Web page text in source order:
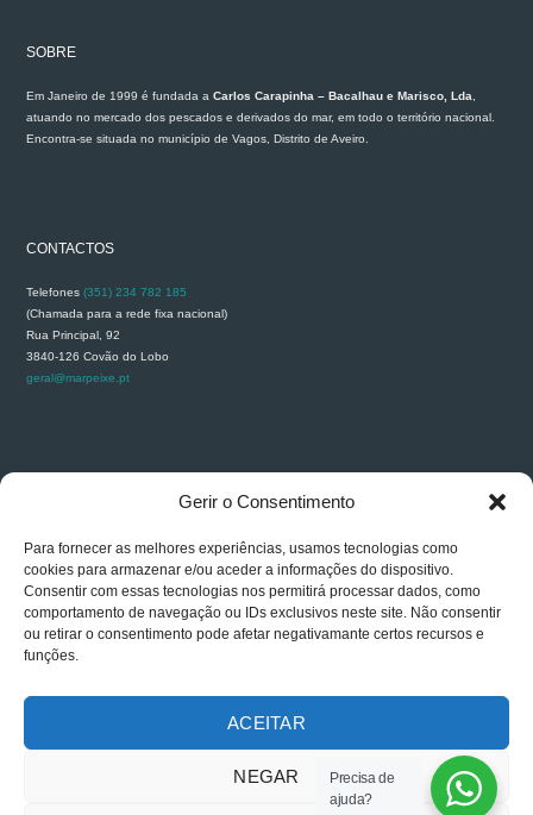
Gerir o Consentimento
Para fornecer as melhores experiências, usamos tecnologias como
cookies para armazenar e/ou aceder a informações do dispositivo.
Consentir com essas tecnologias nos permitirá processar dados, como
comportamento de navegação ou IDs exclusivos neste site. Não consentir
ou retirar o consentimento pode afetar negativamante certos recursos e
funções.
ACEITAR
NEGAR
SOBRE
Em Janeiro de 1999 é fundada aCarlos Carapinha – Bacalhau e Marisco, Lda
atuando no mercado dos pescados e derivados do mar, em todo o território nacional.
Encontra-se situada no município de Vagos, Distrito de Aveiro.
CONTACTOS
Telefones(351) 234 782 185
(Chamada para a rede fixa nacional)
Rua Principal, 92
3840-126 Covão do Lobo
geral@marpeixe.pt
Carlos Carapinha © 2026. All rights reserved. Powered By GESTWEB
Precisa de
ajuda?